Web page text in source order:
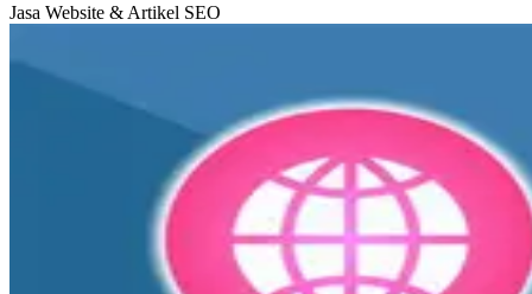
Jasa Website & Artikel SEO